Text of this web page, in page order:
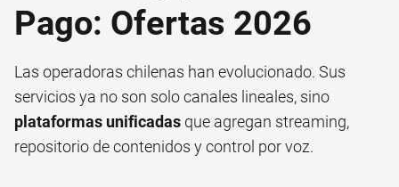
Pago: Ofertas 2026
Las operadoras chilenas han evolucionado. Sus
servicios ya no son solo canales lineales, sino
plataformas unificadas que agregan streaming,
repositorio de contenidos y control por voz.